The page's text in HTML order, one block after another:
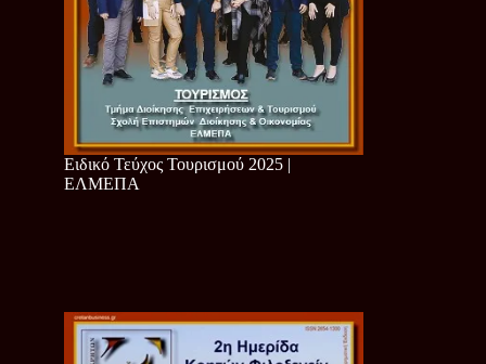
Ειδικό Τεύχος Τουρισμού 2025 |
ΕΛΜΕΠΑ